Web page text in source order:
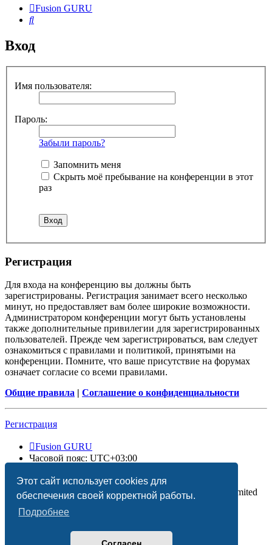
Этот сайт использует cookies для
обеспечения своей корректной работы.
Подробнее
Fusion GURU
Поиск
Вход
Имя пользователя:
Пароль:
Забыли пароль?
Запомнить меня
Скрыть моё пребывание на конференции в этот
раз
Регистрация
Для входа на конференцию вы должны быть
зарегистрированы. Регистрация занимает всего несколько
минут, но предоставляет вам более широкие возможности.
Администратором конференции могут быть установлены
также дополнительные привилегии для зарегистрированных
пользователей. Прежде чем зарегистрироваться, вам следует
ознакомиться с правилами и политикой, принятыми на
конференции. Помните, что ваше присутствие на форумах
означает согласие со всеми правилами.
Общие правила | Соглашение о конфиденциальности
Регистрация
Fusion GURU
Часовой пояс: UTC+03:00
Создано на основеphpBB® Forum Software © phpBB Limited